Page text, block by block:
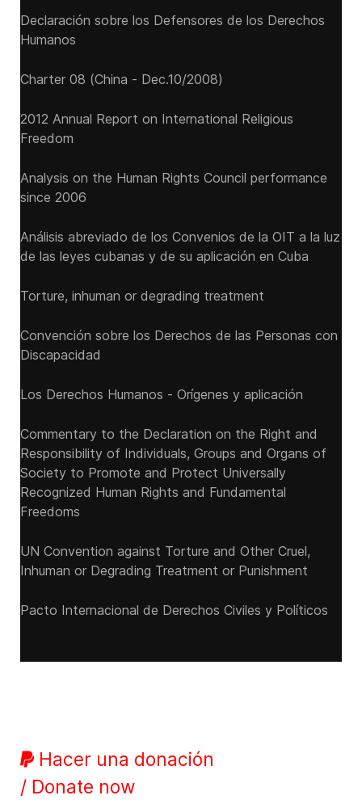
Declaración sobre los Defensores de los Derechos
Humanos
Charter 08 (China - Dec.10/2008)
2012 Annual Report on International Religious
Freedom
Analysis on the Human Rights Council performance
since 2006
Análisis abreviado de los Convenios de la OIT a la luz
de las leyes cubanas y de su aplicación en Cuba
Torture, inhuman or degrading treatment
Convención sobre los Derechos de las Personas con
Discapacidad
Los Derechos Humanos - Orígenes y aplicación
Commentary to the Declaration on the Right and
Responsibility of Individuals, Groups and Organs of
Society to Promote and Protect Universally
Recognized Human Rights and Fundamental
Freedoms
UN Convention against Torture and Other Cruel,
Inhuman or Degrading Treatment or Punishment
Pacto Internacional de Derechos Civiles y Políticos
Hacer una donación
/ Donate now